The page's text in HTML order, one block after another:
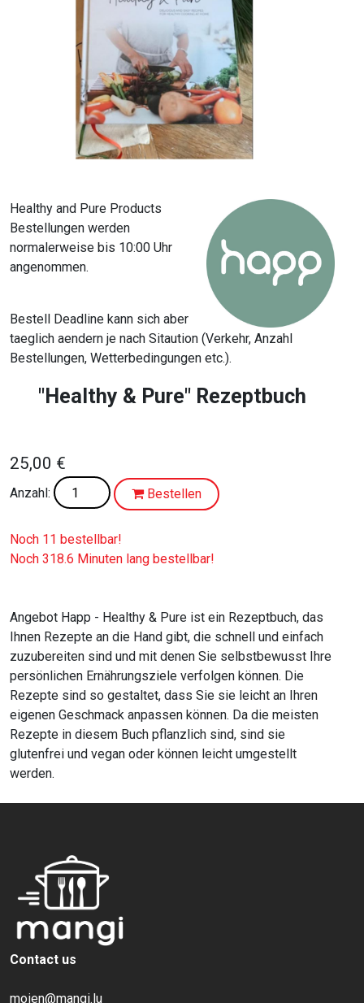
Healthy and Pure Products
Bestellungen werden
normalerweise bis 10:00 Uhr
angenommen.
Bestell Deadline kann sich aber
taeglich aendern je nach Sitaution (Verkehr, Anzahl
Bestellungen, Wetterbedingungen etc.).
"Healthy & Pure" Rezeptbuch
25,00 €
Anzahl: Bestellen
Noch 11 bestellbar!
Noch 318.6 Minuten lang bestellbar!
Angebot Happ - Healthy & Pure ist ein Rezeptbuch, das
Ihnen Rezepte an die Hand gibt, die schnell und einfach
zuzubereiten sind und mit denen Sie selbstbewusst Ihre
persönlichen Ernährungsziele verfolgen können. Die
Rezepte sind so gestaltet, dass Sie sie leicht an Ihren
eigenen Geschmack anpassen können. Da die meisten
Rezepte in diesem Buch pflanzlich sind, sind sie
glutenfrei und vegan oder können leicht umgestellt
werden.
Contact us
moien@mangi.lu